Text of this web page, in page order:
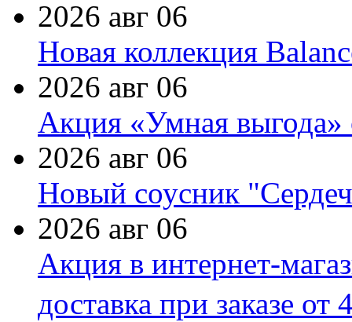
2026 авг 06
Новая коллекция
2026 авг 06
Акция «Умная выгода»
2026 авг 06
Новый соусник
2026 авг 06
Акция в интернет-
доставка при заказе от